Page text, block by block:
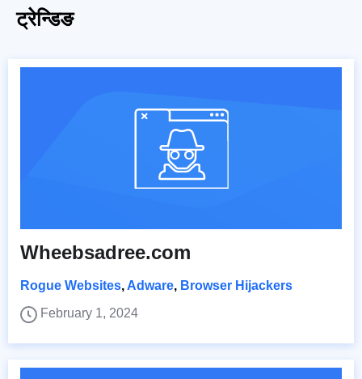
ट्रेन्डिङ
Wheebsadree.com
Rogue Websites, Adware, Browser Hijackers
February 1, 2024